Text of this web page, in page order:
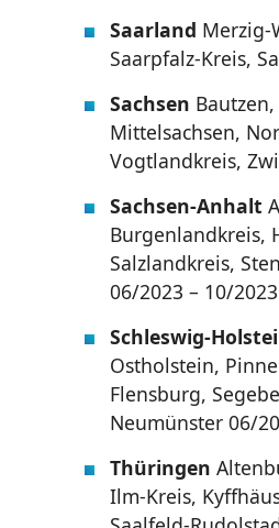
Saarland Merzig-
Saarpfalz-Kreis,
Sachsen
Mittelsachsen,
Vogtlandkreis,
Sachsen-Anhalt
Burgenlandkreis,
Salzlandkreis,
06/2023 – 10/2023
Schleswig-
Ostholstein,
Flensburg,
Neumünster 06/
Thüringen
Ilm-Kreis,